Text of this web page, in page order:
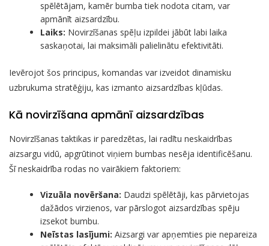
spēlētājam, kamēr bumba tiek nodota citam, var
apmānīt aizsardzību.
Laiks: Novirzīšanas spēļu izpildei jābūt labi laika
saskaņotai, lai maksimāli palielinātu efektivitāti.
Ievērojot šos principus, komandas var izveidot dinamisku
uzbrukuma stratēģiju, kas izmanto aizsardzības kļūdas.
Kā novirzīšana apmānī aizsardzības
Novirzīšanas taktikas ir paredzētas, lai radītu neskaidrības
aizsargu vidū, apgrūtinot viņiem bumbas nesēja identificēšanu.
Šī neskaidrība rodas no vairākiem faktoriem:
Vizuāla novēršana: Daudzi spēlētāji, kas pārvietojas
dažādos virzienos, var pārslogot aizsardzības spēju
izsekot bumbu.
Neīstas lasījumi: Aizsargi var apņemties pie nepareiza